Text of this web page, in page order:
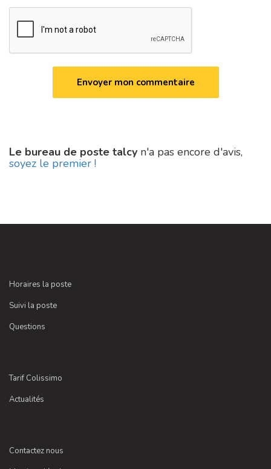
Le bureau de poste talcy n'a pas encore d'avis,
soyez le premier !
Horaires la poste
Suivi la poste
Questions
Tarif Colissimo
Actualités
Contactez nous